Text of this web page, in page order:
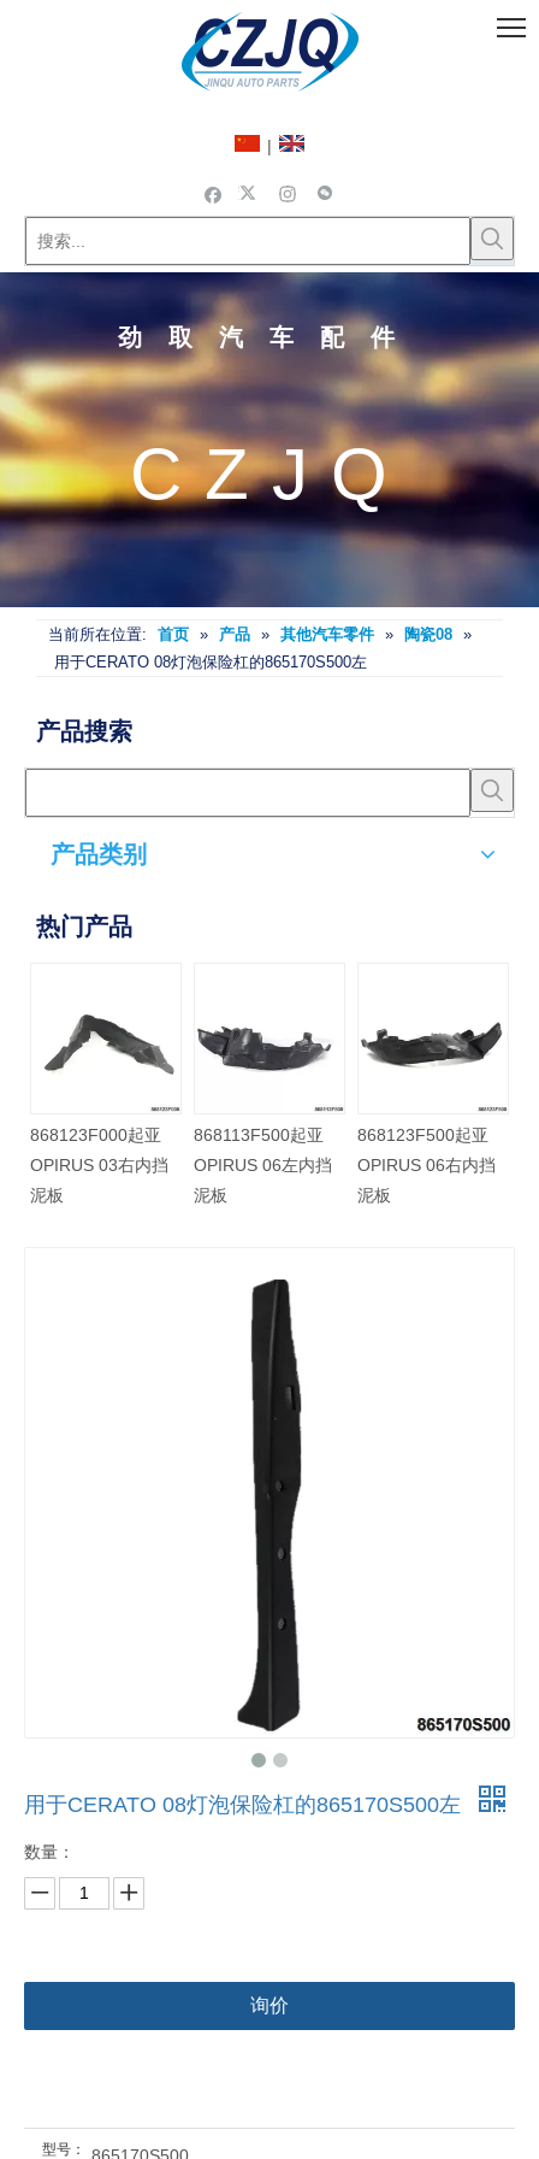
|
劲取汽车配件
CZJQ
当前所在位置: 首页 » 产品 » 其他汽车零件 » 陶瓷08 »
用于CERATO 08灯泡保险杠的865170S500左
产品搜索
产品类别
热门产品
868123F000起亚
OPIRUS 03右内挡
泥板
868113F500起亚
OPIRUS 06左内挡
泥板
868123F500起亚
OPIRUS 06右内挡
泥板
用于CERATO 08灯泡保险杠的865170S500左
数量：
询价
型号： 865170S500